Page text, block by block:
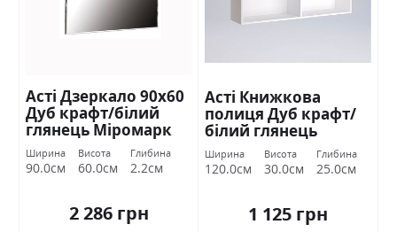
Асті Дзеркало 90х60
Дуб крафт/білий
глянець Міромарк
Ширина
90.0см
Висота
60.0см
Глибина
2.2см
2 286 грн
Асті Книжкова
полиця Дуб крафт/
білий глянець
Міромарк
Ширина
120.0см
Висота
30.0см
Глибина
25.0см
1 125 грн